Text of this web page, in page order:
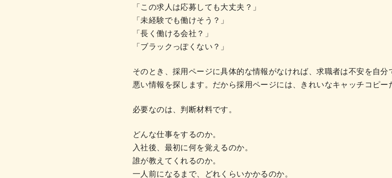
「この求人は応募しても大丈夫？」
「未経験でも働けそう？」
「長く働ける会社？」
「ブラックっぽくない？」
そのとき、採用ページに具体的な情報がなければ、求職者は不安を自
悪い情報を探します。だから採用ページには、きれいなキャッチコピー
必要なのは、判断材料です。
どんな仕事をするのか。
入社後、最初に何を覚えるのか。
誰が教えてくれるのか。
一人前になるまで、どれくらいかかるのか。